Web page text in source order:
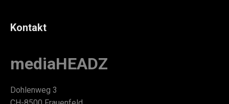
Kontakt
mediaHEADZ
Dohlenweg 3